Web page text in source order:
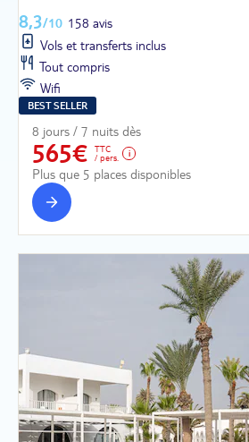
8,3/10 158 avis
Vols et transferts inclus
Tout compris
Wifi
BEST SELLER
8 jours / 7 nuits dès
565€
TTC
/ pers.
Plus que 5 places disponibles